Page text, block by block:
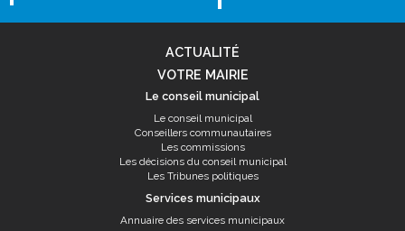
ACTUALITÉ
VOTRE MAIRIE
Le conseil municipal
Le conseil municipal
Conseillers communautaires
Les commissions
Les décisions du conseil municipal
Les Tribunes politiques
Services municipaux
Annuaire des services municipaux